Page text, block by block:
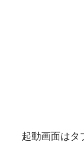
起動画面はタ